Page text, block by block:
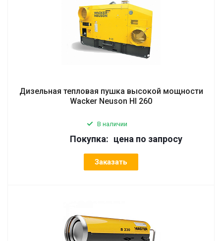
Дизельная тепловая пушка высокой мощности
Wacker Neuson HI 260
В наличии
Покупка: цена по запросу
Заказать